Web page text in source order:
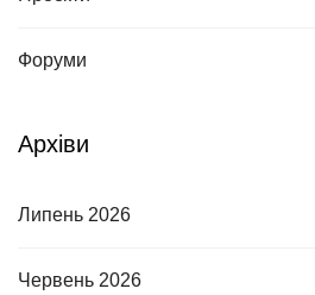
Форуми
Архіви
Липень 2026
Червень 2026